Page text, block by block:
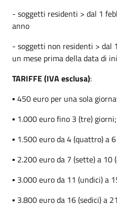
- soggetti residenti > dal 1
anno
- soggetti non residenti > dal
un mese prima della data di
TARIFFE (IVA esclusa):
▪ 450 euro per una sola
▪ 1.000 euro fino 3 (tre) giorni;
▪ 1.500 euro da 4 (quattro) a
▪ 2.200 euro da 7 (sette) a 10
▪ 3.000 euro da 11 (undici) a
▪ 3.800 euro da 16 (sedici) a